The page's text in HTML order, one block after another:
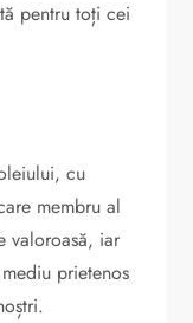
pentru toți cei
cu
membru al
valoroasă, iar
prietenos